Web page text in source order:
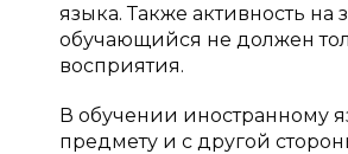
языка. Также активность
обучающийся не должен
восприятия.
В обучении иностранному
предмету и с другой